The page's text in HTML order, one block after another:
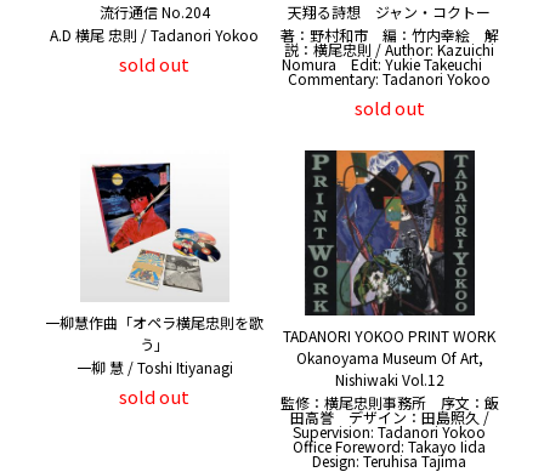
流行通信 No.204
A.D 横尾 忠則 / Tadanori Yokoo
sold out
天翔る詩想 ジャン・コクトー
著：野村和市 編：竹内幸絵 解
説：横尾忠則 / Author: Kazuichi
Nomura Edit: Yukie Takeuchi
Commentary: Tadanori Yokoo
sold out
一柳慧作曲「オペラ横尾忠則を歌
う」
一柳 慧 / Toshi Itiyanagi
sold out
TADANORI YOKOO PRINT WORK
Okanoyama Museum Of Art,
Nishiwaki Vol.12
監修：横尾忠則事務所 序文：飯
田高誉 デザイン：田島照久 /
Supervision: Tadanori Yokoo
Office Foreword: Takayo Iida
Design: Teruhisa Tajima